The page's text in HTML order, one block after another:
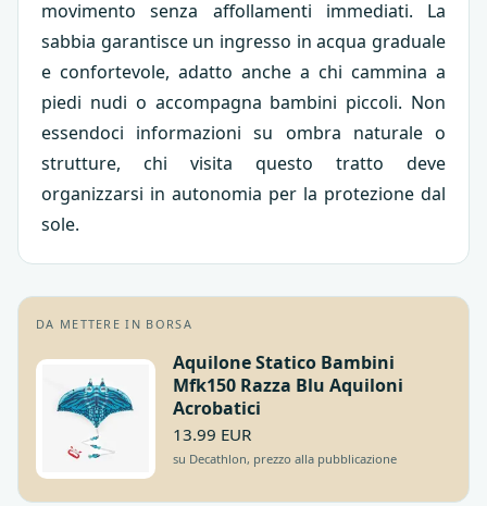
movimento senza affollamenti immediati. La
sabbia garantisce un ingresso in acqua graduale
e confortevole, adatto anche a chi cammina a
piedi nudi o accompagna bambini piccoli. Non
essendoci informazioni su ombra naturale o
strutture, chi visita questo tratto deve
organizzarsi in autonomia per la protezione dal
sole.
DA METTERE IN BORSA
Aquilone Statico Bambini
Mfk150 Razza Blu Aquiloni
Acrobatici
13.99 EUR
su Decathlon, prezzo alla pubblicazione